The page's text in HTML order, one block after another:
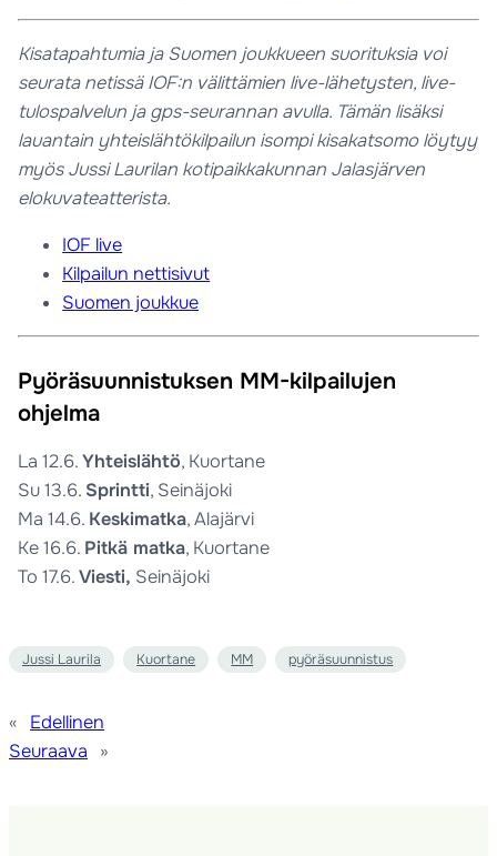
Kisatapahtumia ja Suomen joukkueen suorituksia voi
seurata netissä IOF:n välittämien live-lähetysten, live-
tulospalvelun ja gps-seurannan avulla. Tämän lisäksi
lauantain yhteislähtökilpailun isompi kisakatsomo löytyy
myös Jussi Laurilan kotipaikkakunnan Jalasjärven
elokuvateatterista.
IOF live
Kilpailun nettisivut
Suomen joukkue
Pyöräsuunnistuksen MM-kilpailujen
ohjelma
La 12.6.Yhteislähtö, Kuortane
Su 13.6. Sprintti, Seinäjoki
Ma 14.6. Keskimatka, Alajärvi
Ke 16.6. Pitkä matka, Kuortane
To 17.6.Viesti, Seinäjoki
Jussi Laurila Kuortane MM pyöräsuunnistus
«
Edellinen
Seuraava
»